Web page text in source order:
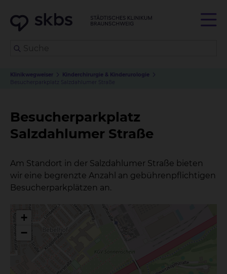
Klinikwegweiser
Kinderchirurgie & Kinderurologie
Besucherparkplatz Salzdahlumer Straße
Besucherparkplatz
Salzdahlumer Straße
Am Standort in der Salzdahlumer Straße bieten
wir eine begrenzte Anzahl an gebührenpflichtigen
Besucherparkplätzen an.
+
−